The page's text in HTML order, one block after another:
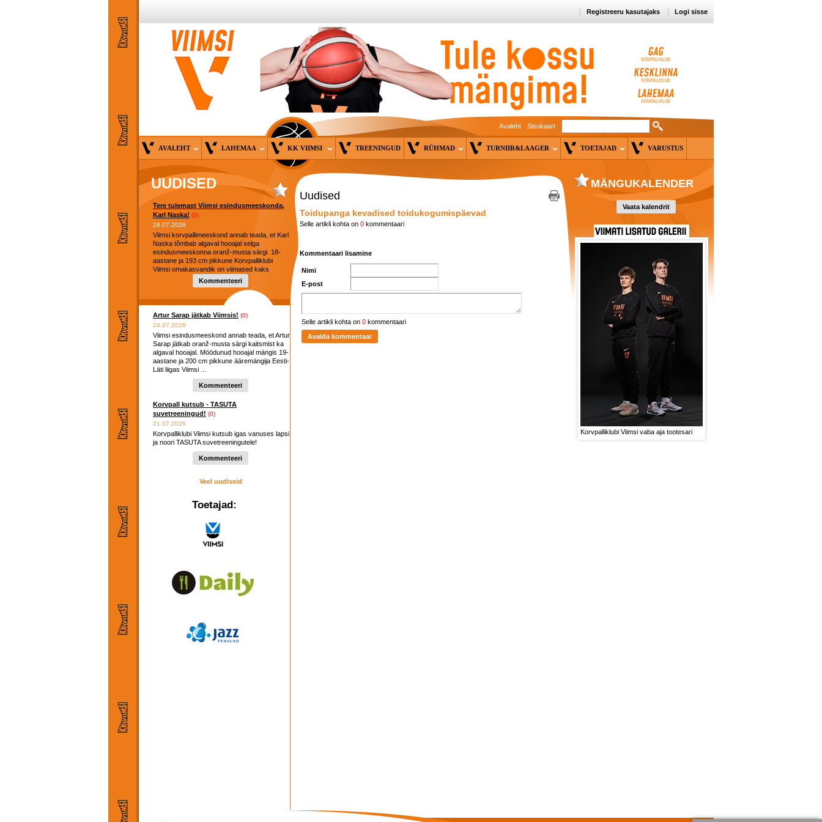
Registreeru kasutajaks Logi sisse
Avaleht Sisukaart
AVALEHT LAHEMAA KK VIIMSI TREENINGUD RÜHMAD TURNIIR&LAAGER TOETAJAD VARUSTUS
UUDISED
Tere tulemast Viimsi esindusmeeskonda,
Karl Naska! (0)
28.07.2026
Viimsi korvpallimeeskond annab teada, et Karl
Naska tõmbab algaval hooajal selga
esindusmeeskonna oranž-musta särgi. 18-
aastane ja 193 cm pikkune Korvpalliklubi
Viimsi omakasvandik on viimased kaks
Kommenteeri
Artur Sarap jätkab Viimsis! (0)
24.07.2026
Viimsi esindusmeeskond annab teada, et Artur
Sarap jätkab oranž-musta särgi kaitsmist ka
algaval hooajal. Möödunud hooajal mängis 19-
aastane ja 200 cm pikkune ääremängija Eesti-
Läti liigas Viimsi ...
Kommenteeri
Korvpall kutsub - TASUTA
suvetreeningud! (0)
21.07.2026
Korvpalliklubi Viimsi kutsub igas vanuses lapsi
ja noori TASUTA suvetreeningutele!
Kommenteeri
Veel uudiseid
Toetajad:
Uudised
Toidupanga kevadised toidukogumispäevad
Selle artikli kohta on 0 kommentaari
Kommentaari lisamine
Nimi
E-post
Selle artikli kohta on 0 kommentaari
MÄNGUKALENDER
Vaata kalendrit
Korvpalliklubi Viimsi vaba aja tootesari